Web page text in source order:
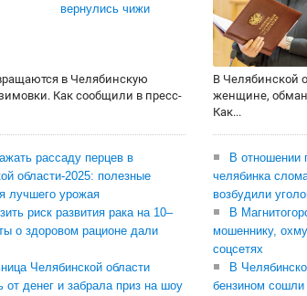
вернулись чижи
в Челябинскую
Как сообщили в пресс-
рассаду перцев в
области-2025: полезные
лучшего урожая
риск развития рака на 10–
о здоровом рационе дали
Челябинской области
от денег и забрала приз на шоу
В Челябинской
женщине,
Как...
В отношении
челябинка
возбудили
В
мошеннику,
соцсетях
В
бензином сошли